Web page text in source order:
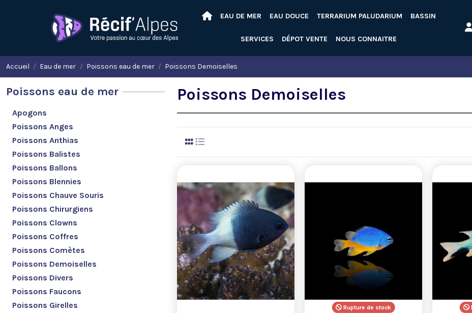
EAU DE MER EAU DOUCE TERRARIUM PALUDARIUM BASSIN
SERVICES DÉPOT VENTE NOUS CONNAITRE
Accueil Eau de mer Poissons eau de mer Poissons Demoiselles
Poissons Demoiselles
Rupture de stock
Poissons eau de mer
Apogons
Poissons Anges
Poissons Anthias
Poissons Balistes
Poissons Ballons
Poissons Blennies
Poissons Chauve Souris
Poissons Chirurgiens
Poissons Clowns
Poissons Coffres
Poissons Comètes
Poissons Demoiselles
Poissons Divers
Poissons Faucons
Poissons Girelles